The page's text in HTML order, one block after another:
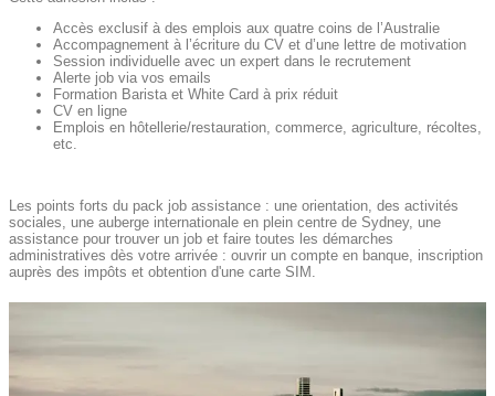
Accès exclusif à des emplois aux quatre coins de l’Australie
Accompagnement à l’écriture du CV et d’une lettre de motivation
Session individuelle avec un expert dans le recrutement
Alerte job via vos emails
Formation Barista et White Card à prix réduit
CV en ligne
Emplois en hôtellerie/restauration, commerce, agriculture, récoltes,
etc.
Les points forts du pack job assistance : une orientation, des activités
sociales, une auberge internationale en plein centre de Sydney, une
assistance pour trouver un job et faire toutes les démarches
administratives dès votre arrivée : ouvrir un compte en banque, inscription
auprès des impôts et obtention d'une carte SIM.